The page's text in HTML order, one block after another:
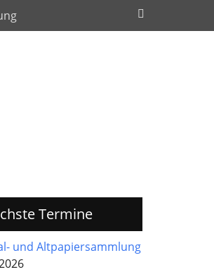
Termine
und Altpapiersammlung